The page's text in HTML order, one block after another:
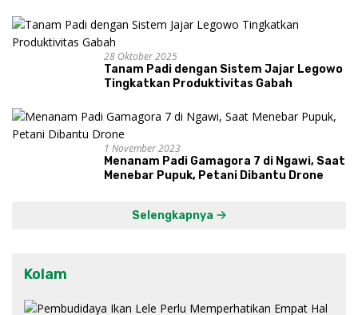
28 Oktober 2025
Tanam Padi dengan Sistem Jajar Legowo
Tingkatkan Produktivitas Gabah
1 November 2023
Menanam Padi Gamagora 7 di Ngawi, Saat
Menebar Pupuk, Petani Dibantu Drone
Selengkapnya
Kolam